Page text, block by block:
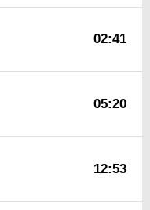
02:41
05:20
12:53